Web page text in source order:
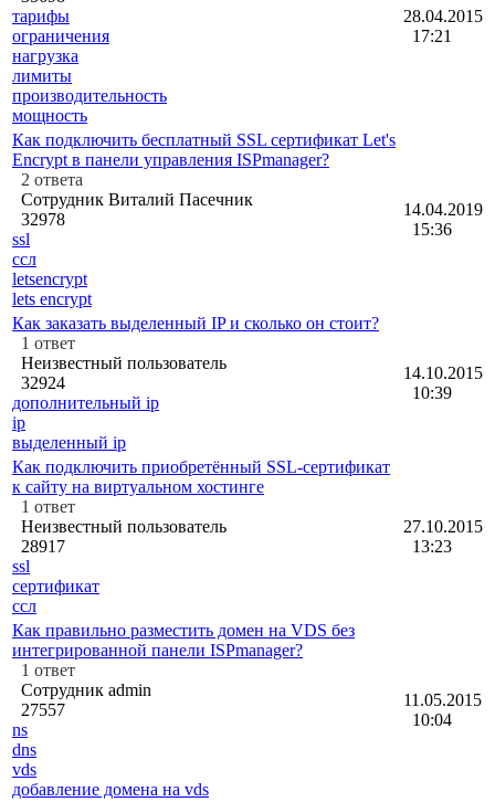
тарифы
ограничения
нагрузка
лимиты
производительность
мощность
28.04.2015
17:21
Как подключить бесплатный SSL сертификат Let's
Encrypt в панели управления ISPmanager?
2 ответа
Сотрудник Виталий Пасечник
32978
ssl
ссл
letsencrypt
lets encrypt
14.04.2019
15:36
Как заказать выделенный IP и сколько он стоит?
1 ответ
Неизвестный пользователь
32924
дополнительный ip
ip
выделенный ip
14.10.2015
10:39
Как подключить приобретённый SSL-сертификат
к сайту на виртуальном хостинге
1 ответ
Неизвестный пользователь
28917
ssl
сертификат
ссл
27.10.2015
13:23
Как правильно разместить домен на VDS без
интегрированной панели ISPmanager?
1 ответ
Сотрудник admin
27557
ns
dns
vds
добавление домена на vds
11.05.2015
10:04